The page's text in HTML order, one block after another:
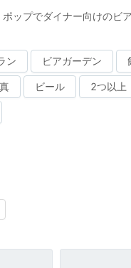
ポップでダイナー向けのビ
ン ビアガーデン
ビール 2つ以上